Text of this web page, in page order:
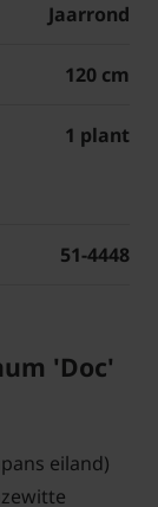
Jaarrond
120 cm
1 plant
51-4448
'Doc'
eiland)